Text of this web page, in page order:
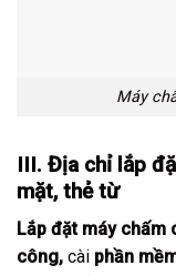
Máy
III. Địa chỉ lắp
mặt, thẻ từ
Lắp đặt máy chấm
công, cài phần